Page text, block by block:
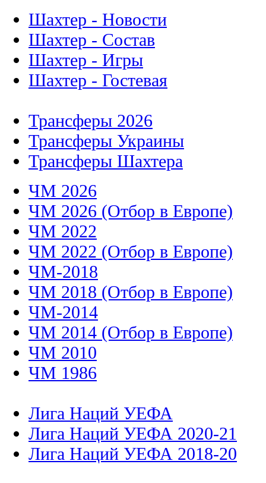
Шахтер - Новости
Шахтер - Состав
Шахтер - Игры
Шахтер - Гостевая
Трансферы 2026
Трансферы Украины
Трансферы Шахтера
ЧМ 2026
ЧМ 2026 (Отбор в Европе)
ЧМ 2022
ЧМ 2022 (Отбор в Европе)
ЧМ-2018
ЧМ 2018 (Отбор в Европе)
ЧМ-2014
ЧМ 2014 (Отбор в Европе)
ЧМ 2010
ЧМ 1986
Лига Наций УЕФА
Лига Наций УЕФА 2020-21
Лига Наций УЕФА 2018-20